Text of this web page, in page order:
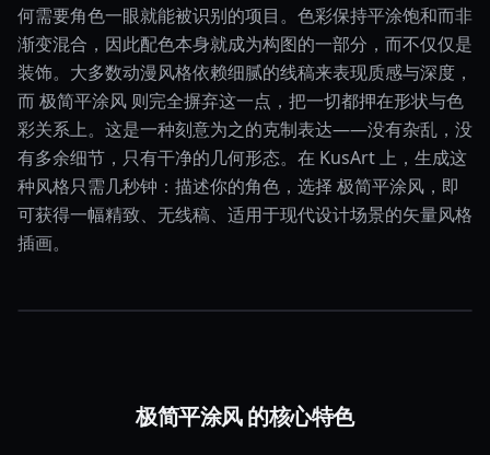
何需要角色一眼就能被识别的项目。色彩保持平涂饱和而非
渐变混合，因此配色本身就成为构图的一部分，而不仅仅是
装饰。大多数动漫风格依赖细腻的线稿来表现质感与深度，
而 极简平涂风 则完全摒弃这一点，把一切都押在形状与色
彩关系上。这是一种刻意为之的克制表达——没有杂乱，没
有多余细节，只有干净的几何形态。在 KusArt 上，生成这
种风格只需几秒钟：描述你的角色，选择 极简平涂风，即
可获得一幅精致、无线稿、适用于现代设计场景的矢量风格
插画。
极简平涂风 的核心特色